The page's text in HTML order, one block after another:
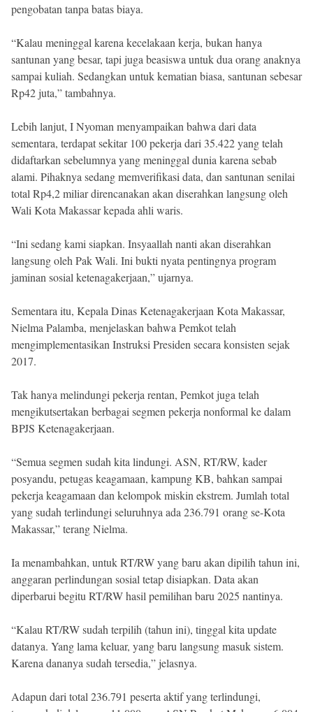
pengobatan tanpa batas biaya.
“Kalau meninggal karena kecelakaan kerja, bukan hanya
santunan yang besar, tapi juga beasiswa untuk dua orang anaknya
sampai kuliah. Sedangkan untuk kematian biasa, santunan sebesar
Rp42 juta,” tambahnya.
Lebih lanjut, I Nyoman menyampaikan bahwa dari data
sementara, terdapat sekitar 100 pekerja dari 35.422 yang telah
didaftarkan sebelumnya yang meninggal dunia karena sebab
alami. Pihaknya sedang memverifikasi data, dan santunan senilai
total Rp4,2 miliar direncanakan akan diserahkan langsung oleh
Wali Kota Makassar kepada ahli waris.
“Ini sedang kami siapkan. Insyaallah nanti akan diserahkan
langsung oleh Pak Wali. Ini bukti nyata pentingnya program
jaminan sosial ketenagakerjaan,” ujarnya.
Sementara itu, Kepala Dinas Ketenagakerjaan Kota Makassar,
Nielma Palamba, menjelaskan bahwa Pemkot telah
mengimplementasikan Instruksi Presiden secara konsisten sejak
2017.
Tak hanya melindungi pekerja rentan, Pemkot juga telah
mengikutsertakan berbagai segmen pekerja nonformal ke dalam
BPJS Ketenagakerjaan.
“Semua segmen sudah kita lindungi. ASN, RT/RW, kader
posyandu, petugas keagamaan, kampung KB, bahkan sampai
pekerja keagamaan dan kelompok miskin ekstrem. Jumlah total
yang sudah terlindungi seluruhnya ada 236.791 orang se-Kota
Makassar,” terang Nielma.
Ia menambahkan, untuk RT/RW yang baru akan dipilih tahun ini,
anggaran perlindungan sosial tetap disiapkan. Data akan
diperbarui begitu RT/RW hasil pemilihan baru 2025 nantinya.
“Kalau RT/RW sudah terpilih (tahun ini), tinggal kita update
datanya. Yang lama keluar, yang baru langsung masuk sistem.
Karena dananya sudah tersedia,” jelasnya.
Adapun dari total 236.791 peserta aktif yang terlindungi,